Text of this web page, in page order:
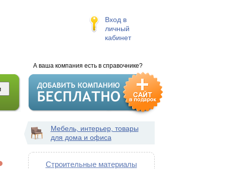
Вход в
личный
кабинет
А ваша компания есть в справочнике?
Мебель, интерьер, товары
для дома и офиса
Строительные материалы